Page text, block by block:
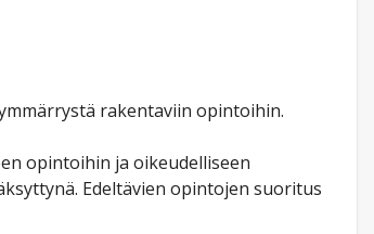
rakentaviin opintoihin.
opintoihin ja oikeudelliseen
Edeltävien opintojen suoritus